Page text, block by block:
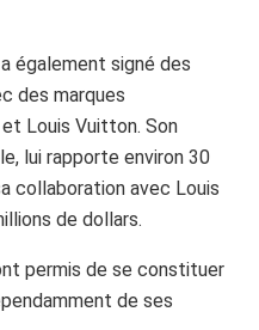
également signé des
des marques
Louis Vuitton. Son
lui rapporte environ 30
collaboration avec Louis
de dollars.
permis de se constituer
de ses